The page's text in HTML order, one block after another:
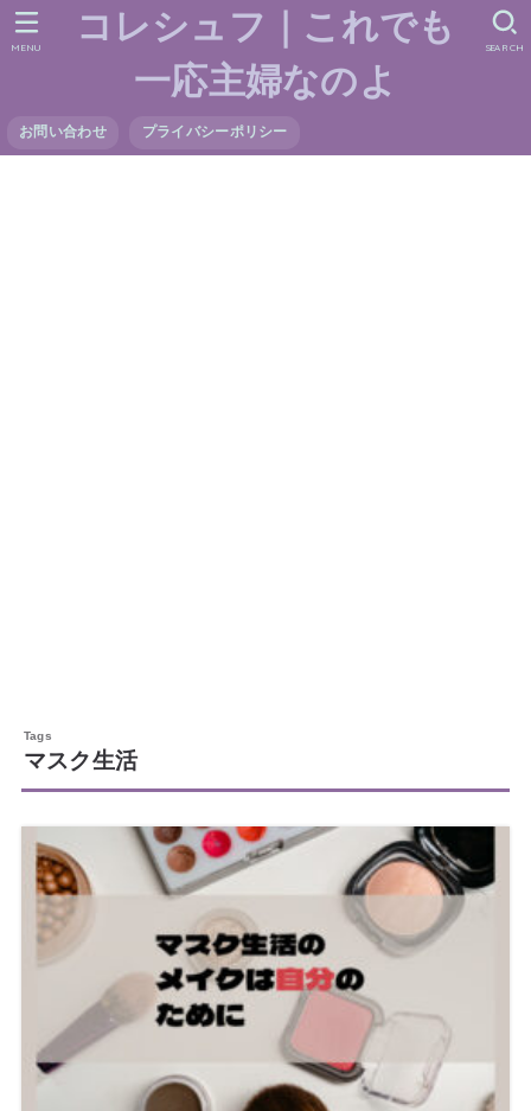
コレシュフ｜これでも
一応主婦なのよ
お問い合わせ プライバシーポリシー
SEARCH
MENU
マスク生活